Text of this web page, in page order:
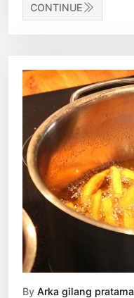
CONTINUE
By Arka gilang pratama